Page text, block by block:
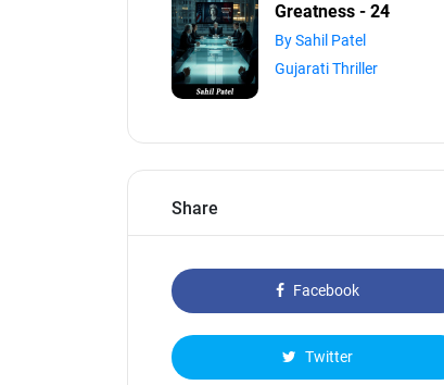
Greatness - 24
By Sahil Patel
Gujarati Thriller
Share
Facebook
Twitter